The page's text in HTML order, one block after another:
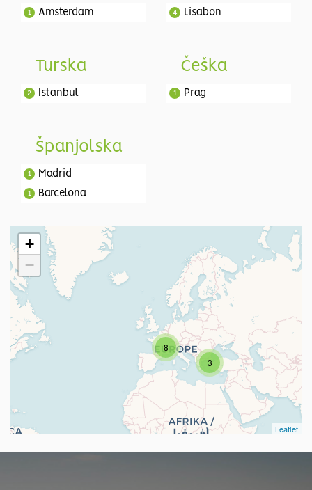
Amsterdam
1 Lisabon
4
Turska
Istanbul
2
Češka
Prag
1
Španjolska
Madrid
1
Barcelona
1
3
8
+
−
Leaflet